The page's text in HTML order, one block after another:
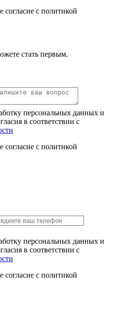
согласие с политикой
стать первым.
персональных данных и
в соответствии с
согласие с политикой
персональных данных и
в соответствии с
согласие с политикой